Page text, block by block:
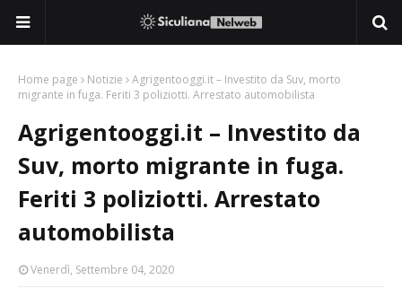
Home page Notizie
Agrigentooggi.it – Investito da Suv, morto
migrante in fuga. Feriti 3 poliziotti. Arrestato automobilista
Agrigentooggi.it – Investito da
Suv, morto migrante in fuga.
Feriti 3 poliziotti. Arrestato
automobilista
Venerdì, Settembre 04, 2020